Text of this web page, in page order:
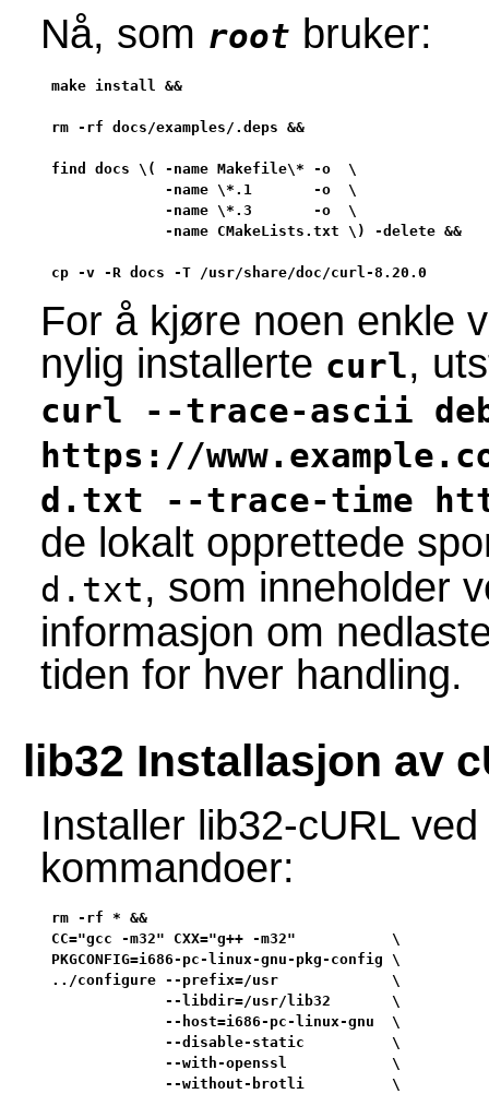
Nå, som root bruker:
make install &&
rm -rf docs/examples/.deps &&
find docs \( -name Makefile\* -o  \
             -name \*.1       -o  \
             -name \*.3       -o  \
             -name CMakeLists.txt \) -delete &&
cp -v -R docs -T /usr/share/doc/curl-8.20.0
For å kjøre noen enkle
nylig installerte curl,
curl --trace-ascii
https://
d.txt --trace-time
de lokalt opprettede
d.txt, som inneholder
informasjon om
tiden for hver handling.
lib32 Installasjon av
Installer lib32-cURL
kommandoer:
rm -rf * &&
CC="gcc -m32" CXX="g++ -m32"           \
PKGCONFIG=i686-pc-linux-gnu-pkg-config \
../configure --prefix=/usr             \
             --libdir=/usr/lib32       \
             --host=i686-pc-linux-gnu  \
             --disable-static          \
             --with-openssl            \
             --without-brotli          \